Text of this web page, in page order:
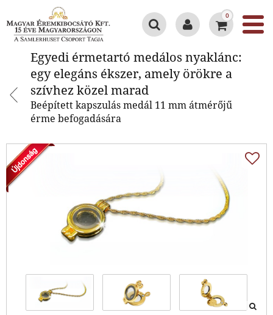
0
Egyedi érmetartó medálos nyaklánc:
egy elegáns ékszer, amely örökre a
szívhez közel marad
Beépített kapszulás medál 11 mm átmérőjű
érme befogadására
Egyedi érmetartó medálos
nyaklánc: egy elegáns ékszer,
amely örökre a szívhez közel
marad